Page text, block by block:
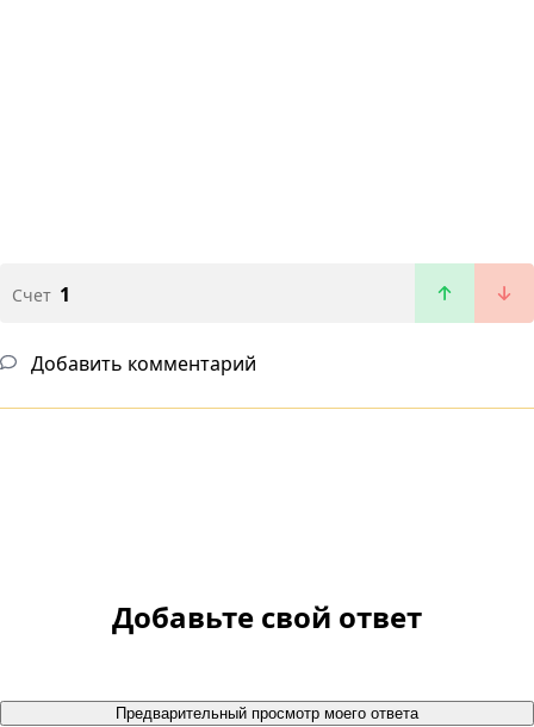
Счет 1
Добавить комментарий
Добавьте свой ответ
Предварительный просмотр моего ответа